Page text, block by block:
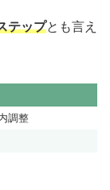
テップとも言え
調整